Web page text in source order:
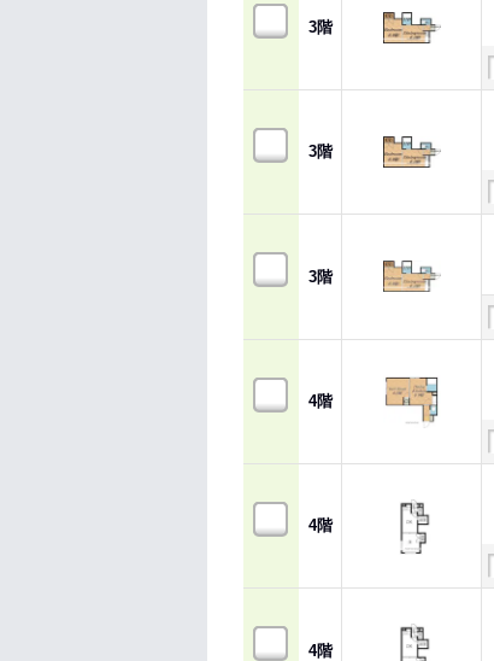
3階
3階
3階
4階
4階
4階